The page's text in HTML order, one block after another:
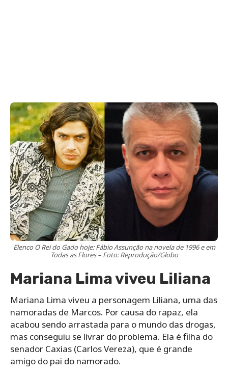
Elenco O Rei do Gado hoje: Fábio Assunção na novela de 1996 e em
Todas as Flores – Foto: Reprodução/Globo
Mariana Lima viveu Liliana
Mariana Lima viveu a personagem Liliana, uma das
namoradas de Marcos. Por causa do rapaz, ela
acabou sendo arrastada para o mundo das drogas,
mas conseguiu se livrar do problema. Ela é filha do
senador Caxias (Carlos Vereza), que é grande
amigo do pai do namorado.